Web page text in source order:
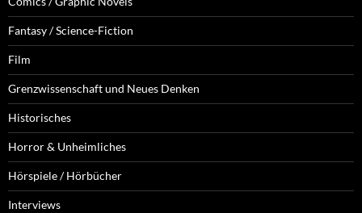
Fantasy / Science-Fiction
Film
Grenzwissenschaft und Neues Denken
Historisches
Horror & Unheimliches
Hörspiele / Hörbücher
Interviews